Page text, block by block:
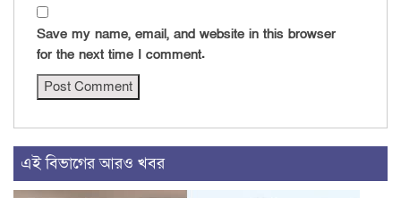
Save my name, email, and website in this browser
for the next time I comment.
এই বিভাগের আরও খবর